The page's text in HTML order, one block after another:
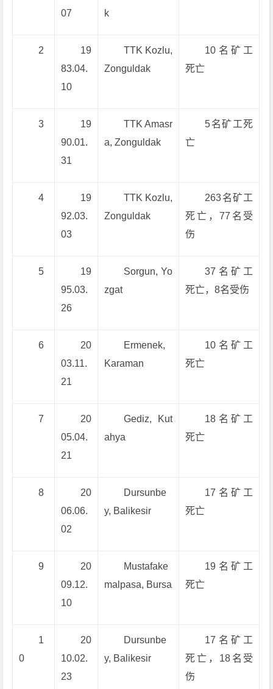
07 k
2
19
83.04.
10
TTK Kozlu,
Zonguldak
10名矿工
死亡
3
19
90.01.
31
TTK Amasr
a, Zonguldak
5名矿工死
亡
4
19
92.03.
03
TTK Kozlu,
Zonguldak
263名矿工
死亡，77名受
伤
5
19
95.03.
26
Sorgun, Yo
zgat
37名矿工
死亡，8名受伤
6
20
03.11.
21
Ermenek,
Karaman
10名矿工
死亡
7
20
05.04.
21
Gediz, Kut
ahya
18名矿工
死亡
8
20
06.06.
02
Dursunbe
y, Balikesir
17名矿工
死亡
9
20
09.12.
10
Mustafake
malpasa, Bursa
19名矿工
死亡
1
0
20
10.02.
23
Dursunbe
y, Balikesir
17名矿工
死亡，18名受
伤